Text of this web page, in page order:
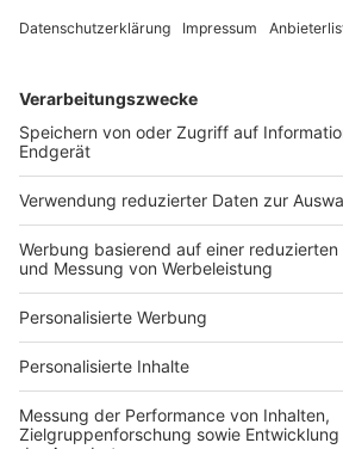
Services
Bauprojekt-Quiz
Häuser-Suche
Hausanbieter-Suche
Bauprojekt-Profil
Für Unternehmen
Ihre Baufirma auf bauen.de
Kostenloses Infogespräch